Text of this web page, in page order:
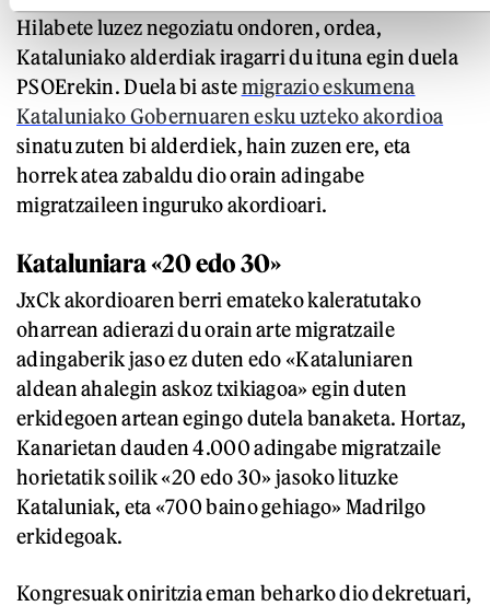
Hilabete luzez negoziatu ondoren, ordea,
Kataluniako alderdiak iragarri du ituna egin duela
PSOErekin. Duela bi astemigrazio eskumena
Kataluniako Gobernuaren esku uzteko akordioa
sinatu zuten bi alderdiek, hain zuzen ere, eta
horrek atea zabaldu dio orain adingabe
migratzaileen inguruko akordioari.
Kataluniara «20 edo 30»
JxCk akordioaren berri emateko kaleratutako
oharrean adierazi du orain arte migratzaile
adingaberik jaso ez duten edo «Kataluniaren
aldean ahalegin askoz txikiagoa» egin duten
erkidegoen artean egingo dutela banaketa. Hortaz,
Kanarietan dauden 4.000 adingabe migratzaile
horietatik soilik «20 edo 30» jasoko lituzke
Kataluniak, eta «700 baino gehiago» Madrilgo
erkidegoak.
Kongresuak oniritzia eman beharko dio dekretuari,